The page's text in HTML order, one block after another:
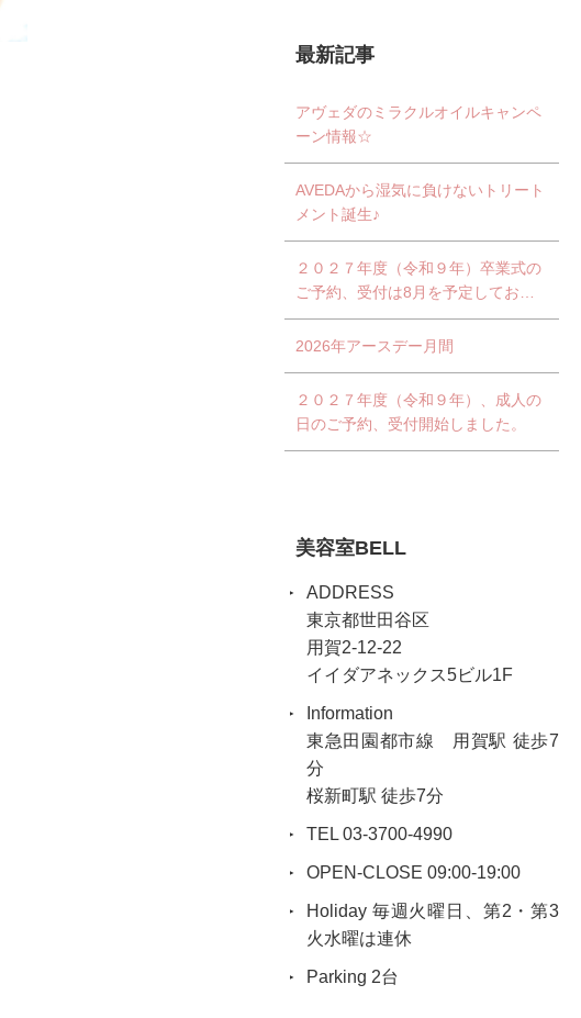
最新記事
アヴェダのミラクルオイルキャンペ
ーン情報☆
AVEDAから湿気に負けないトリート
メント誕生♪
２０２７年度（令和９年）卒業式の
ご予約、受付は8月を予定しており
ます。
2026年アースデー月間
２０２７年度（令和９年）、成人の
日のご予約、受付開始しました。
美容室BELL
ADDRESS
東京都世田谷区
用賀2-12-22
イイダアネックス5ビル1F
Information
東急田園都市線 用賀駅 徒歩7
分
桜新町駅 徒歩7分
TEL 03-3700-4990
OPEN-CLOSE 09:00-19:00
Holiday 毎週火曜日、第2・第3
火水曜は連休
Parking 2台